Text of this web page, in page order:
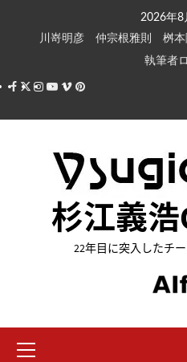
キ
2026年8
川嵜明彦
仲宗根雅則 桝本
執筆者
Facebook
X Instagram
Youtube
VimeoPinterest
杉江義浩
22年目に突入したチ
イ